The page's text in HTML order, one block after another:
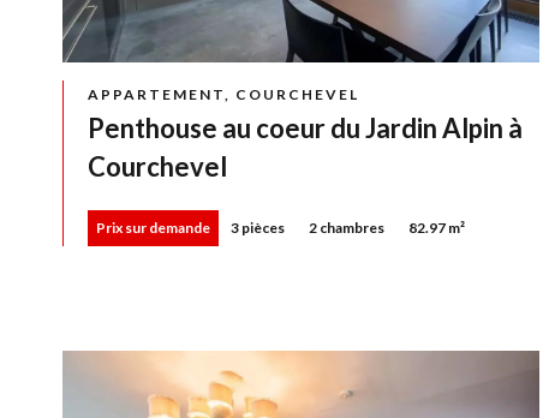
APPARTEMENT, COURCHEVEL
Penthouse au coeur du Jardin Alpin à
Courchevel
Prix sur demande 3 pièces 2 chambres 82.97 m²